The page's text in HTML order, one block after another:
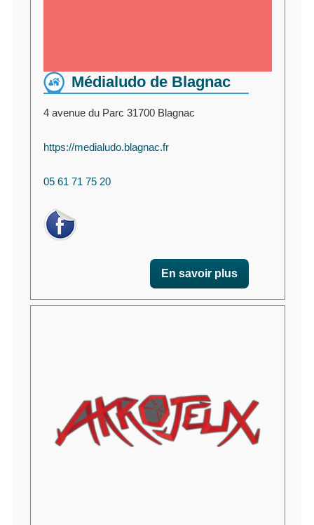
Médialudo de Blagnac
4 avenue du Parc 31700 Blagnac
https://medialudo.blagnac.fr
05 61 71 75 20
En savoir plus